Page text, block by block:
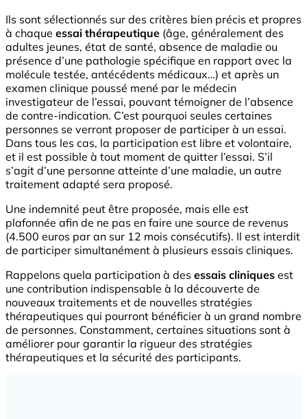
Ils sont sélectionnés sur des critères bien précis et propres
à chaque essai thérapeutique (âge, généralement des
adultes jeunes, état de santé, absence de maladie ou
présence d’une pathologie spécifique en rapport avec la
molécule testée, antécédents médicaux…) et après un
examen clinique poussé mené par le médecin
investigateur de l’essai, pouvant témoigner de l’absence
de contre-indication. C’est pourquoi seules certaines
personnes se verront proposer de participer à un essai.
Dans tous les cas, la participation est libre et volontaire,
et il est possible à tout moment de quitter l’essai. S’il
s’agit d’une personne atteinte d’une maladie, un autre
traitement adapté sera proposé.
Une indemnité peut être proposée, mais elle est
plafonnée afin de ne pas en faire une source de revenus
(4.500 euros par an sur 12 mois consécutifs). Il est interdit
de participer simultanément à plusieurs essais cliniques.
Rappelons quela participation à des essais cliniques est
une contribution indispensable à la découverte de
nouveaux traitements et de nouvelles stratégies
thérapeutiques qui pourront bénéficier à un grand nombre
de personnes. Constamment, certaines situations sont à
améliorer pour garantir la rigueur des stratégies
thérapeutiques et la sécurité des participants.